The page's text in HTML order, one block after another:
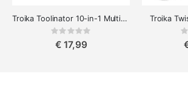
Troika Toolinator 10-in-1 Multitool Sleutelhanger, Zwart
Rating:
€ 17,99
Troika